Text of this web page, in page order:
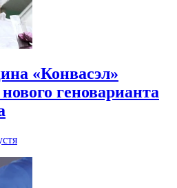
«Конвасэл»
геноварианта